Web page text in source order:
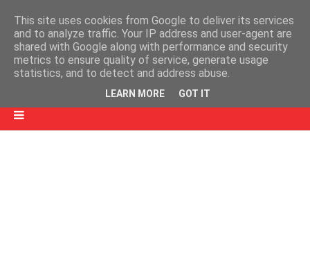
This site uses cookies from Google to deliver its services
and to analyze traffic. Your IP address and user-agent are
shared with Google along with performance and security
metrics to ensure quality of service, generate usage
statistics, and to detect and address abuse.
LEARN MORE GOT IT